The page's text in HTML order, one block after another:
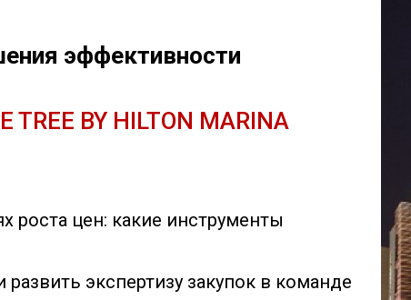
эффективности
BY HILTON MARINA
роста цен: какие инструменты
экспертизу закупок в команде